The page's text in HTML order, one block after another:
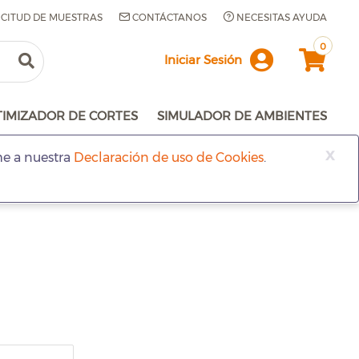
DE MUESTRAS CONTÁCTANOS NECESITAS AYUDA
Iniciar Sesión
0
DE CORTES SIMULADOR DE AMBIENTES
x
a nuestra Declaración de uso de Cookies.